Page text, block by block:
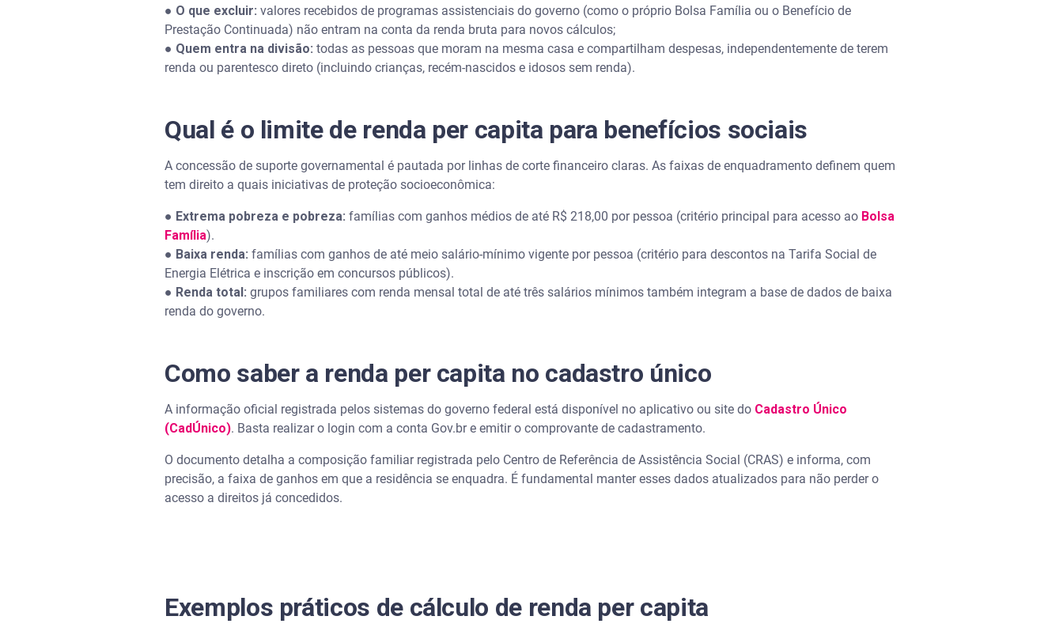
● O que excluir: valores recebidos de programas assistenciais do governo (como o próprio Bolsa Família ou o Benefício de
Prestação Continuada) não entram na conta da renda bruta para novos cálculos;
● Quem entra na divisão: todas as pessoas que moram na mesma casa e compartilham despesas, independentemente de terem
renda ou parentesco direto (incluindo crianças, recém-nascidos e idosos sem renda).
Qual é o limite de renda per capita para benefícios sociais
A concessão de suporte governamental é pautada por linhas de corte financeiro claras. As faixas de enquadramento definem quem
tem direito a quais iniciativas de proteção socioeconômica:
● Extrema pobreza e pobreza: famílias com ganhos médios de até R$ 218,00 por pessoa (critério principal para acesso ao Bolsa
Família).
● Baixa renda: famílias com ganhos de até meio salário-mínimo vigente por pessoa (critério para descontos na Tarifa Social de
Energia Elétrica e inscrição em concursos públicos).
● Renda total: grupos familiares com renda mensal total de até três salários mínimos também integram a base de dados de baixa
renda do governo.
Como saber a renda per capita no cadastro único
A informação oficial registrada pelos sistemas do governo federal está disponível no aplicativo ou site do Cadastro Único
(CadÚnico). Basta realizar o login com a conta Gov.br e emitir o comprovante de cadastramento.
O documento detalha a composição familiar registrada pelo Centro de Referência de Assistência Social (CRAS) e informa, com
precisão, a faixa de ganhos em que a residência se enquadra. É fundamental manter esses dados atualizados para não perder o
acesso a direitos já concedidos.
Exemplos práticos de cálculo de renda per capita